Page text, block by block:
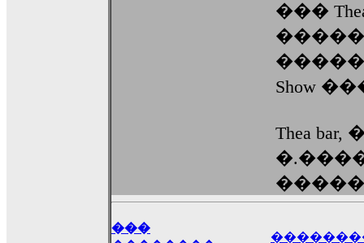
���
������
Show
Thea
���